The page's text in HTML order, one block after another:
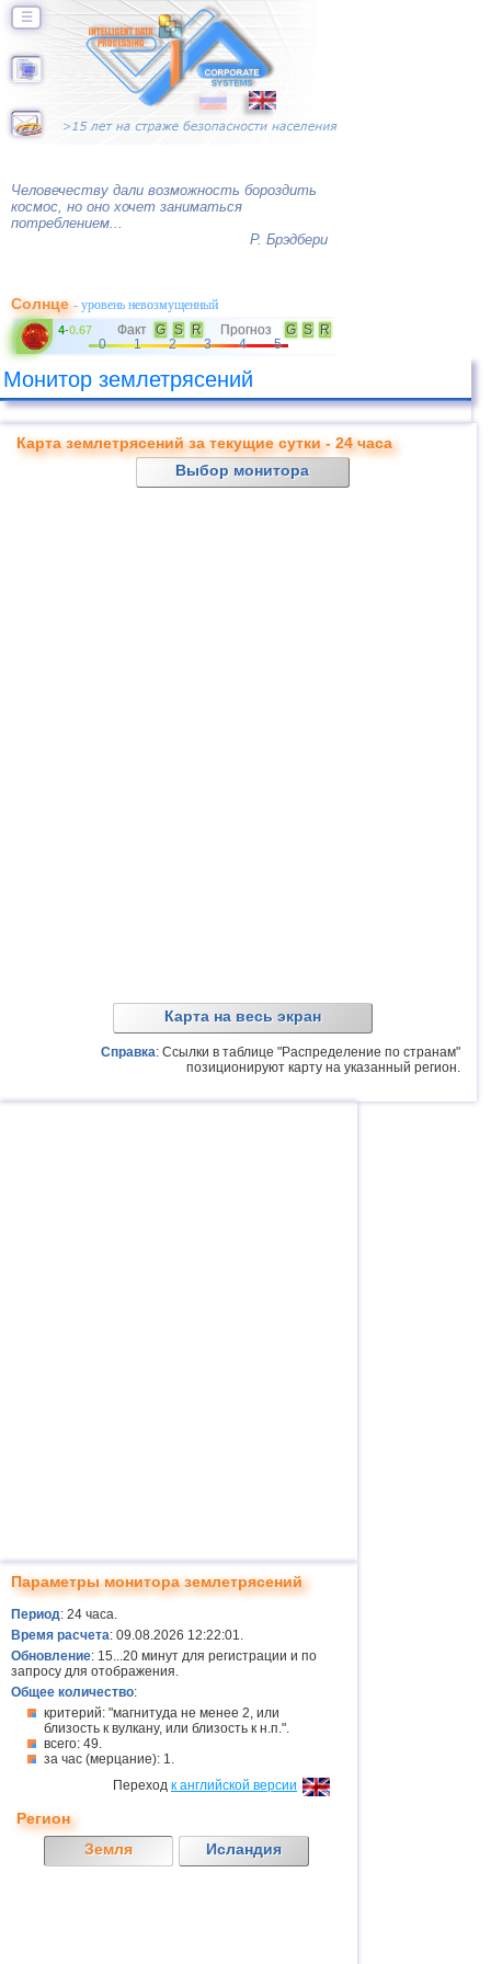
☰
Человечеству дали возможность бороздить
космос, но оно хочет заниматься
потреблением...
Р. Брэдбери
Солнце- уровень невозмущенный
4-0.67 Факт G S R Прогноз G S
R
0
1 2 3 4 5
Монитор землетрясений
Карта землетрясений за текущие сутки - 24 часа
Выбор монитора
Карта на весь экран
Справка: Ссылки в таблице "Распределение по странам"
позиционируют карту на указанный регион.
Параметры монитора землетрясений
Период: 24 часа.
Время расчета: 09.08.2026 12:22:01.
Обновление: 15...20 минут для регистрации и по
запросу для отображения.
Общее количество:
критерий: "магнитуда не менее 2, или
близость к вулкану, или близость к н.п.".
всего: 49.
за час (мерцание): 1.
Переход к английской версии
Регион
Земля
Исландия